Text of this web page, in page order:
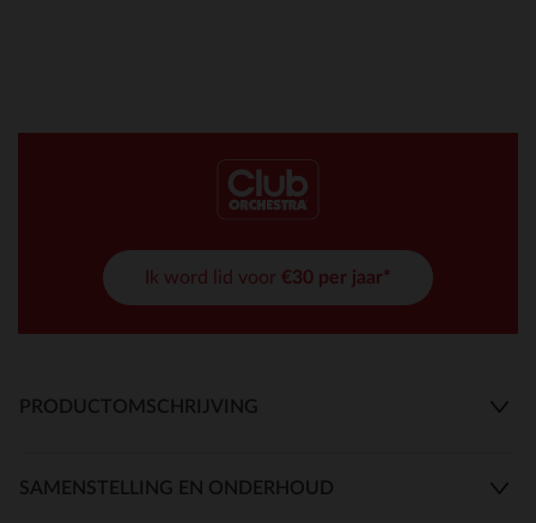
Ik word lid voor €30 per jaar*
PRODUCTOMSCHRIJVING
SAMENSTELLING EN ONDERHOUD